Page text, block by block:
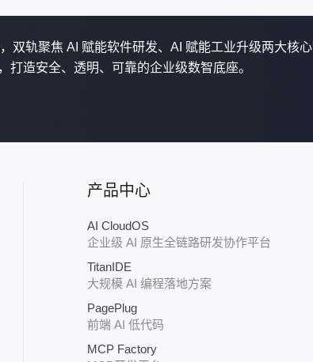
双轨聚焦 AI 赋能软件研发、AI 赋能工业升级两大核
打造安全、透明、可靠的企业级数智底座。
产品中心
AI CloudOS
企业级 AI 原生全链路研发协作平台
TitanIDE
大规模 AI 编程落地方案
PagePlug
前端 AI 低代码
MCP Factory